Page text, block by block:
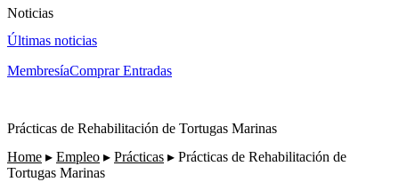
Noticias
Últimas noticias
MembresíaComprar Entradas
Prácticas de Rehabilitación de Tortugas Marinas
Home ▸ Empleo ▸ Prácticas ▸ Prácticas de Rehabilitación de
Tortugas Marinas